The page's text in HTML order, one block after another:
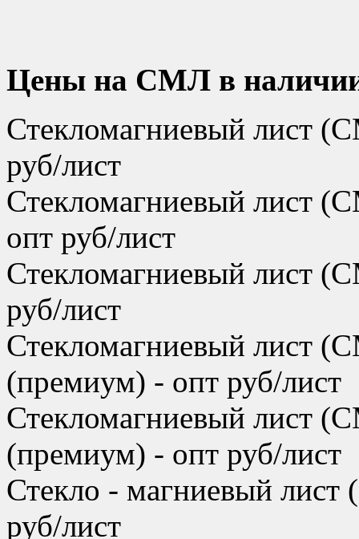
Цены на СМЛ в
Стекломагниевый лист
руб/лист
Стекломагниевый лист
опт руб/лист
Стекломагниевый лист
руб/лист
Стекломагниевый лист
(премиум) - опт руб/лист
Стекломагниевый лист
(премиум) - опт руб/лист
Стекло - магниевый
руб/лист